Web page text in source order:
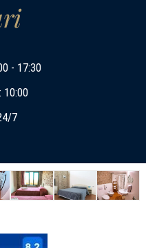
- 17:30
10:00
7